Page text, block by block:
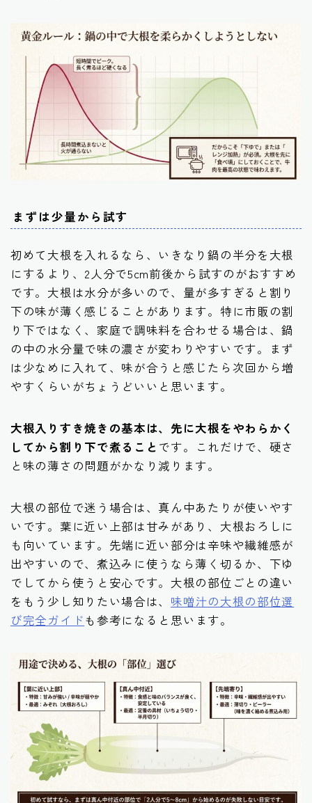
まずは少量から試す
初めて大根を入れるなら、いきなり鍋の半分を大根
にするより、2人分で5cm前後から試すのがおすすめ
です。大根は水分が多いので、量が多すぎると割り
下の味が薄く感じることがあります。特に市販の割
り下ではなく、家庭で調味料を合わせる場合は、鍋
の中の水分量で味の濃さが変わりやすいです。まず
は少なめに入れて、味が合うと感じたら次回から増
やすくらいがちょうどいいと思います。
大根入りすき焼きの基本は、先に大根をやわらかく
してから割り下で煮ること です。これだけで、硬さ
と味の薄さの問題がかなり減ります。
大根の部位で迷う場合は、真ん中あたりが使いやす
いです。葉に近い上部は甘みがあり、大根おろしに
も向いています。先端に近い部分は辛味や繊維感が
出やすいので、煮込みに使うなら薄く切るか、下ゆ
でしてから使うと安心です。大根の部位ごとの違い
をもう少し知りたい場合は、 味噌汁の大根の部位選
び完全ガイドも参考になると思います。